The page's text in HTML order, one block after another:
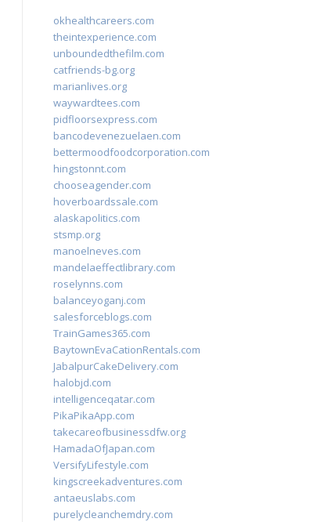
okhealthcareers.com
theintexperience.com
unboundedthefilm.com
catfriends-bg.org
marianlives.org
waywardtees.com
pidfloorsexpress.com
bancodevenezuelaen.com
bettermoodfoodcorporation.com
hingstonnt.com
chooseagender.com
hoverboardssale.com
alaskapolitics.com
stsmp.org
manoelneves.com
mandelaeffectlibrary.com
roselynns.com
balanceyoganj.com
salesforceblogs.com
TrainGames365.com
BaytownEvaCationRentals.com
JabalpurCakeDelivery.com
halobjd.com
intelligenceqatar.com
PikaPikaApp.com
takecareofbusinessdfw.org
HamadaOfJapan.com
VersifyLifestyle.com
kingscreekadventures.com
antaeuslabs.com
purelycleanchemdry.com